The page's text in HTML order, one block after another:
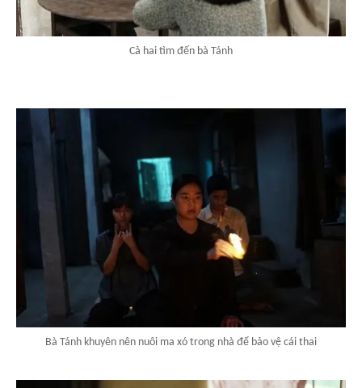
Cả hai tìm đến bà Tánh
Bà Tánh khuyên nên nuôi ma xó trong nhà để bảo vệ cái thai